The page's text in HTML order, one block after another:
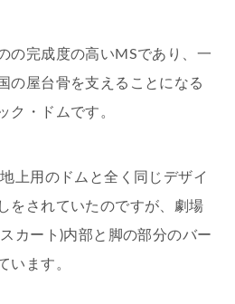
の完成度の高いMSであり、一
の屋台骨を支えることになる
ク・ドムです。
上用のドムと全く同じデザイ
をされていたのですが、劇場
カート)内部と脚の部分のバー
います。